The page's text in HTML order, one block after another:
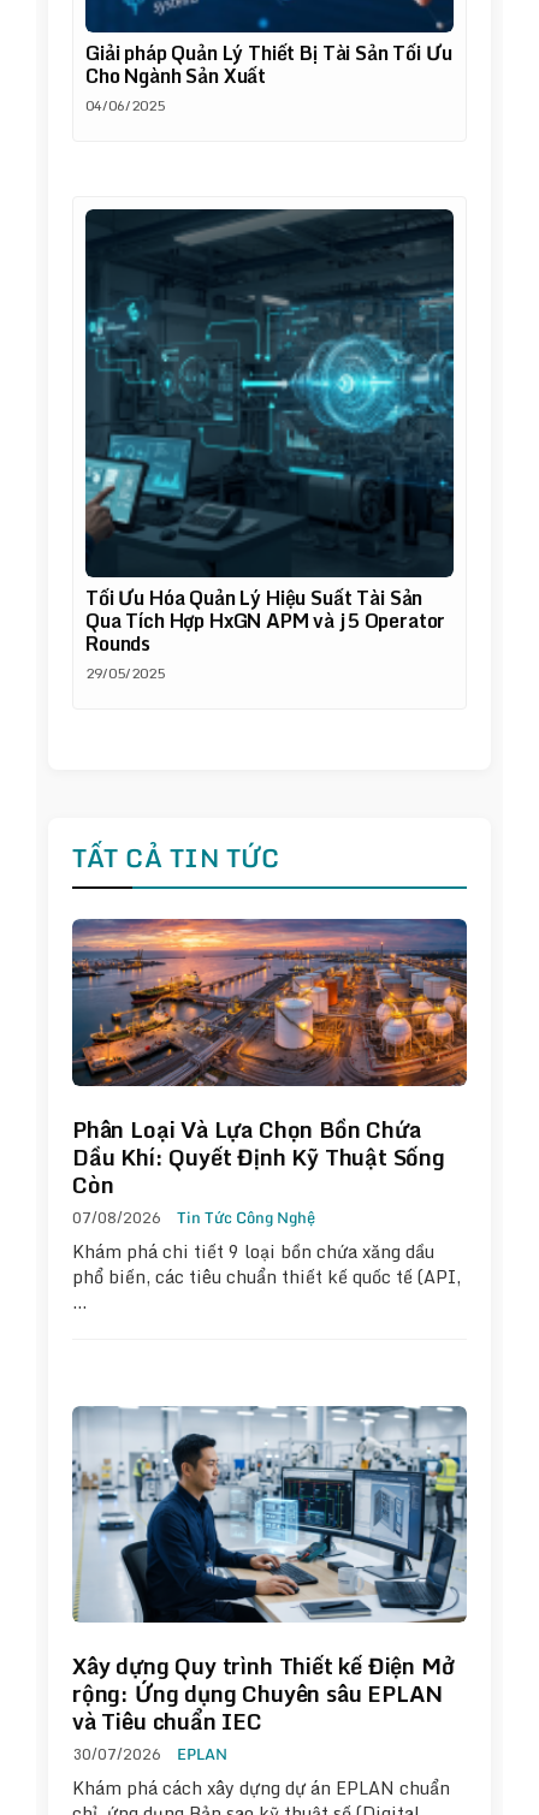
Giải pháp Quản Lý Thiết Bị Tài Sản Tối Ưu
Cho Ngành Sản Xuất
04/06/2025
Tối Ưu Hóa Quản Lý Hiệu Suất Tài Sản
Qua Tích Hợp HxGN APM và j5 Operator
Rounds
29/05/2025
TẤT CẢ TIN TỨC
Phân Loại Và Lựa Chọn Bồn Chứa
Dầu Khí: Quyết Định Kỹ Thuật Sống
Còn
07/08/2026 Tin Tức Công Nghệ
Khám phá chi tiết 9 loại bồn chứa xăng dầu
phổ biến, các tiêu chuẩn thiết kế quốc tế (API,
…
Xây dựng Quy trình Thiết kế Điện Mở
rộng: Ứng dụng Chuyên sâu EPLAN
và Tiêu chuẩn IEC
30/07/2026 EPLAN
Khám phá cách xây dựng dự án EPLAN chuẩn